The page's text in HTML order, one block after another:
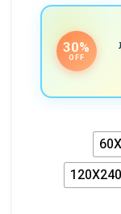
30%
OFF
120X240